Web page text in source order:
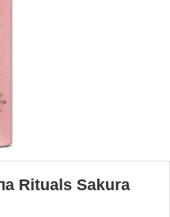
Rituals Sakura